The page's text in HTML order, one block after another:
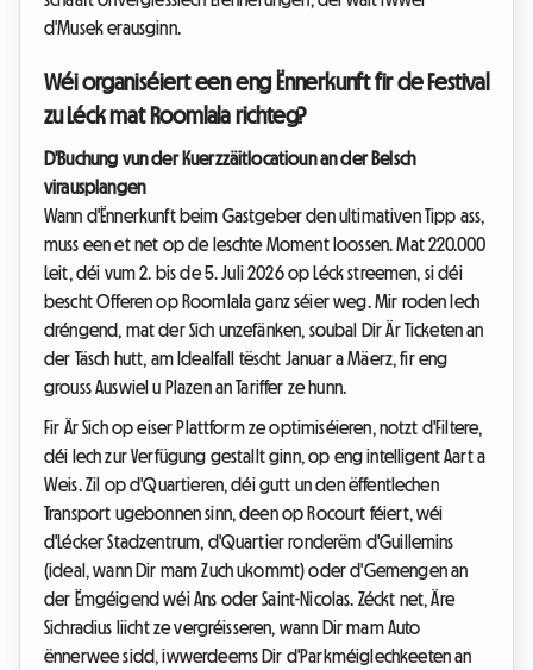
d'Musek erausginn.
Wéi organiséiert een eng Ënnerkunft fir de Festival
zu Léck mat Roomlala richteg?
D'Buchung vun der Kuerzzäitlocatioun an der Belsch
virausplangen
Wann d'Ënnerkunft beim Gastgeber den ultimativen Tipp ass,
muss een et net op de leschte Moment loossen. Mat 220.000
Leit, déi vum 2. bis de 5. Juli 2026 op Léck streemen, si déi
bescht Offeren op Roomlala ganz séier weg. Mir roden Iech
dréngend, mat der Sich unzefänken, soubal Dir Är Ticketen an
der Täsch hutt, am Idealfall tëscht Januar a Mäerz, fir eng
grouss Auswiel u Plazen an Tariffer ze hunn.
Fir Är Sich op eiser Plattform ze optimiséieren, notzt d'Filtere,
déi Iech zur Verfügung gestallt ginn, op eng intelligent Aart a
Weis. Zil op d'Quartieren, déi gutt un den ëffentlechen
Transport ugebonnen sinn, deen op Rocourt féiert, wéi
d'Lécker Stadzentrum, d'Quartier ronderëm d'Guillemins
(ideal, wann Dir mam Zuch ukommt) oder d'Gemengen an
der Ëmgéigend wéi Ans oder Saint-Nicolas. Zéckt net, Äre
Sichradius liicht ze vergréisseren, wann Dir mam Auto
ënnerwee sidd, iwwerdeems Dir d'Parkméiglechkeeten an